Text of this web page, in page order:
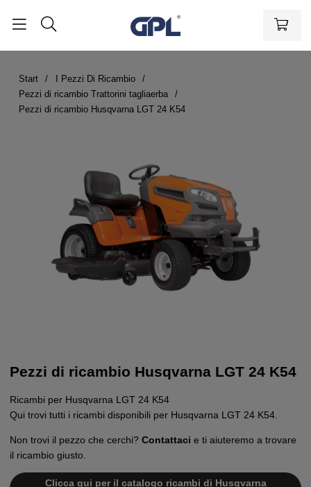
Start
I Pezzi Di Ricambio
Pezzi di ricambio Trattorini tagliaerba
Pezzi di ricambio Husqvarna LGT 24 K54
Pezzi di ricambio Husqvarna LGT 24 K54
Ricambi per Husqvarna LGT 24 K54
Qui trovi tutti i ricambi disponibili per Husqvarna LGT 24 K54.
Non trovi il pezzo che cerchi? Contattaci e ti aiuteremo a trovare
il ricambio giusto.
Clicca qui per il catalogo ricambi di Husqvarna